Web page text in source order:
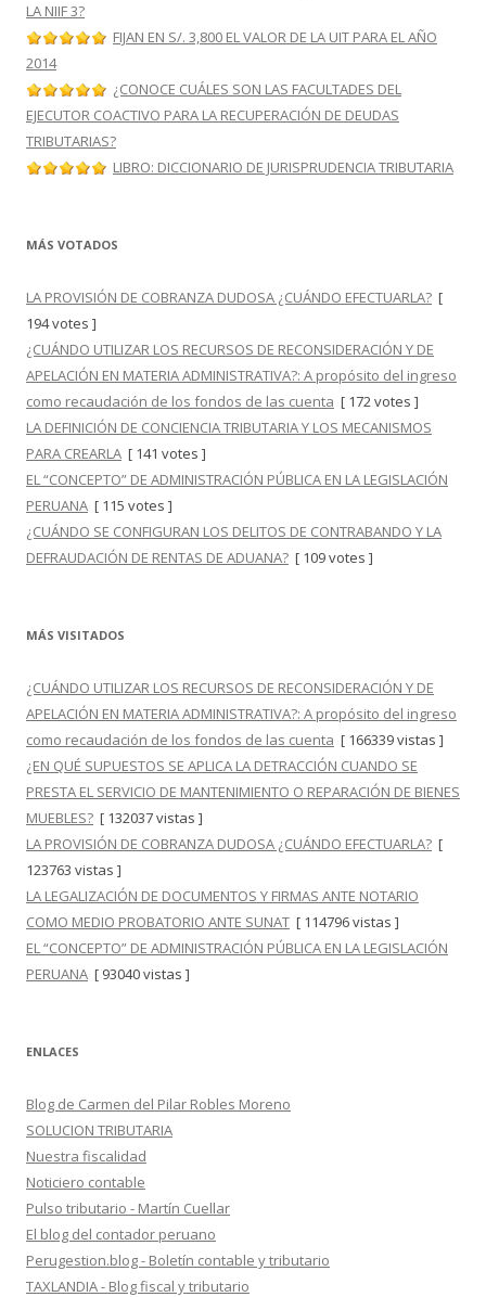
LA NIIF 3?
FIJAN EN S/. 3,800 EL VALOR DE LA UIT PARA EL AÑO
2014
¿CONOCE CUÁLES SON LAS FACULTADES DEL
EJECUTOR COACTIVO PARA LA RECUPERACIÓN DE DEUDAS
TRIBUTARIAS?
LIBRO: DICCIONARIO DE JURISPRUDENCIA TRIBUTARIA
MÁS VOTADOS
LA PROVISIÓN DE COBRANZA DUDOSA ¿CUÁNDO EFECTUARLA? [
194 votes ]
¿CUÁNDO UTILIZAR LOS RECURSOS DE RECONSIDERACIÓN Y DE
APELACIÓN EN MATERIA ADMINISTRATIVA?: A propósito del ingreso
como recaudación de los fondos de las cuenta [ 172 votes ]
LA DEFINICIÓN DE CONCIENCIA TRIBUTARIA Y LOS MECANISMOS
PARA CREARLA [ 141 votes ]
EL “CONCEPTO” DE ADMINISTRACIÓN PÚBLICA EN LA LEGISLACIÓN
PERUANA [ 115 votes ]
¿CUÁNDO SE CONFIGURAN LOS DELITOS DE CONTRABANDO Y LA
DEFRAUDACIÓN DE RENTAS DE ADUANA? [ 109 votes ]
MÁS VISITADOS
¿CUÁNDO UTILIZAR LOS RECURSOS DE RECONSIDERACIÓN Y DE
APELACIÓN EN MATERIA ADMINISTRATIVA?: A propósito del ingreso
como recaudación de los fondos de las cuenta [ 166339 vistas ]
¿EN QUÉ SUPUESTOS SE APLICA LA DETRACCIÓN CUANDO SE
PRESTA EL SERVICIO DE MANTENIMIENTO O REPARACIÓN DE BIENES
MUEBLES? [ 132037 vistas ]
LA PROVISIÓN DE COBRANZA DUDOSA ¿CUÁNDO EFECTUARLA? [
123763 vistas ]
LA LEGALIZACIÓN DE DOCUMENTOS Y FIRMAS ANTE NOTARIO
COMO MEDIO PROBATORIO ANTE SUNAT [ 114796 vistas ]
EL “CONCEPTO” DE ADMINISTRACIÓN PÚBLICA EN LA LEGISLACIÓN
PERUANA [ 93040 vistas ]
ENLACES
Blog de Carmen del Pilar Robles Moreno
SOLUCION TRIBUTARIA
Nuestra fiscalidad
Noticiero contable
Pulso tributario - Martín Cuellar
El blog del contador peruano
Perugestion.blog - Boletín contable y tributario
TAXLANDIA - Blog fiscal y tributario